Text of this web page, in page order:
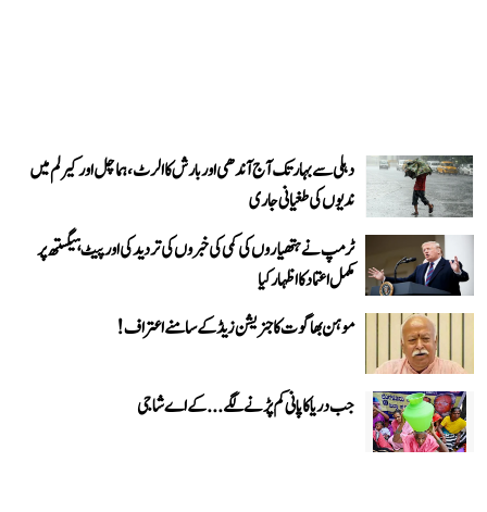
دہلی سے بہار تک آج آندھی اور بارش کا الرٹ، ہماچل اور کیرلم میں
ندیوں کی طغیانی جاری
ٹرمپ نے ہتھیاروں کی کمی کی خبروں کی تردید کی اور پیٹ ہیگستھ پر
مکمل اعتماد کا اظہار کیا
موہن بھاگوت کا جنریشن زیڈ کے سامنے اعتراف!
جب دریا کا پانی کم پڑنے لگے...کے اے شاجی